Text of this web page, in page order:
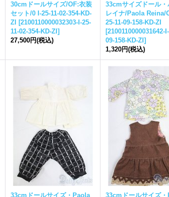
30cmドールサイズ/OF:衣装
セット/0 I-25-11-02-354-KD-
ZI
[2100110000032303-I-25-
11-02-354-KD-ZI ]
27,500円(税込)
33cmサイズドール・
レイナ/Paola Reina/
25-11-09-158-KD-ZI
[2100110000031642-
09-158-KD-ZI ]
1,320円(税込)
33cmドールサイズ・Paola
33cmドールサイズ